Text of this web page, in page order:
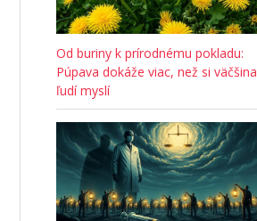
Od buriny k prírodnému pokladu:
Púpava dokáže viac, než si väčšina
ľudí myslí